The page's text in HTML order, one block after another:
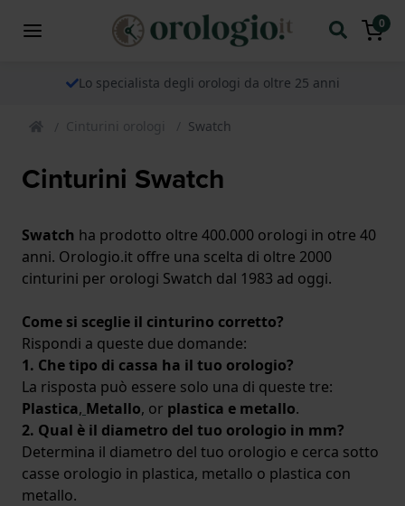
0
Lo specialista degli orologi da oltre 25 anni
Cinturini orologi Swatch
Cinturini Swatch
Swatch ha prodotto oltre 400.000 orologi in otre 40
anni. Orologio.it offre una scelta di oltre 2000
cinturini per orologi Swatch dal 1983 ad oggi.
Come si sceglie il cinturino corretto?
Rispondi a queste due domande:
1. Che tipo di cassa ha il tuo orologio?
La risposta può essere solo una di queste tre:
Plastica, Metallo, or plastica e metallo.
2. Qual è il diametro del tuo orologio in mm?
Determina il diametro del tuo orologio e cerca sotto
casse orologio in plastica, metallo o plastica con
metallo.